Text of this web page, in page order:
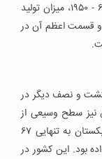
مهم این محصول به‌حساب می‌آیند. در طول دهه‌ی ۶۰ - ۱۹۵۰، میزان تولید
و قسمت اعظم آن در
کشت و نصف دیگر در
نیز سطح وسیعی از
دریای خزر تا مرز چین زیر کشت پنبه برده شده و ازبکستان به تنهایی ۶۷
بود. این کشور در